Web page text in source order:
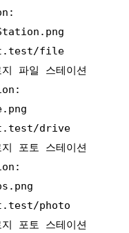
file
파일 스테이션
drive
포토 스테이션
photo
포토 스테이션